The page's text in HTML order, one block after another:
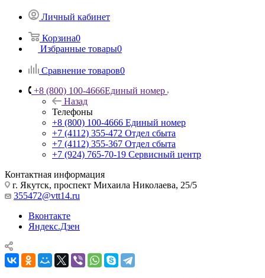
Личный кабинет
Корзина0
Избранные товары0
Сравнение товаров0
+8 (800) 100-4666Единый номер
Назад
Телефоны
+8 (800) 100-4666 Единый номер
+7 (4112) 355-472 Отдел сбыта
+7 (4112) 355-367 Отдел сбыта
+7 (924) 765-70-19 Сервисный центр
Контактная информация
г. Якутск, проспект Михаила Николаева, 25/5
355472@vtt14.ru
Вконтакте
Яндекс.Дзен